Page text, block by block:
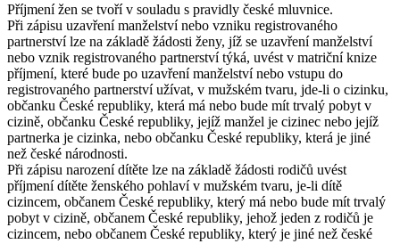
Příjmení žen se tvoří v souladu s pravidly české mluvnice.
Při zápisu uzavření manželství nebo vzniku registrovaného
partnerství lze na základě žádosti ženy, jíž se uzavření manželství
nebo vznik registrovaného partnerství týká, uvést v matriční knize
příjmení, které bude po uzavření manželství nebo vstupu do
registrovaného partnerství užívat, v mužském tvaru, jde-li o cizinku,
občanku České republiky, která má nebo bude mít trvalý pobyt v
cizině, občanku České republiky, jejíž manžel je cizinec nebo jejíž
partnerka je cizinka, nebo občanku České republiky, která je jiné
než české národnosti.
Při zápisu narození dítěte lze na základě žádosti rodičů uvést
příjmení dítěte ženského pohlaví v mužském tvaru, je-li dítě
cizincem, občanem České republiky, který má nebo bude mít trvalý
pobyt v cizině, občanem České republiky, jehož jeden z rodičů je
cizincem, nebo občanem České republiky, který je jiné než české